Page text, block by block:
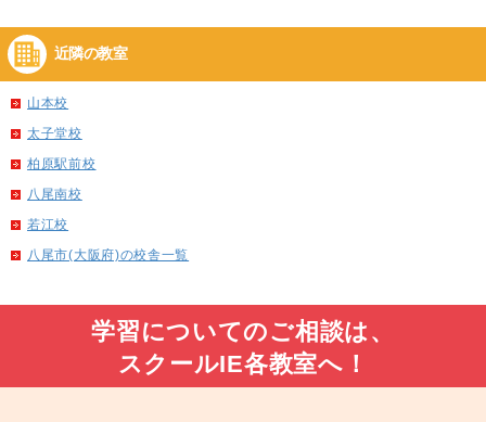
近隣の教室
山本校
太子堂校
柏原駅前校
八尾南校
若江校
八尾市(大阪府)の校舎一覧
学習についてのご相談は、
スクールIE各教室へ！